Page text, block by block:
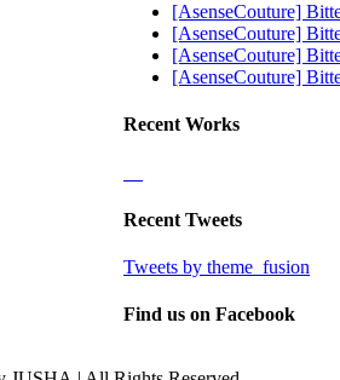
[AsenseCouture]
[AsenseCouture]
[AsenseCouture]
[AsenseCouture]
Recent Works
Recent Tweets
Tweets by theme_fusion
Find us on Facebook